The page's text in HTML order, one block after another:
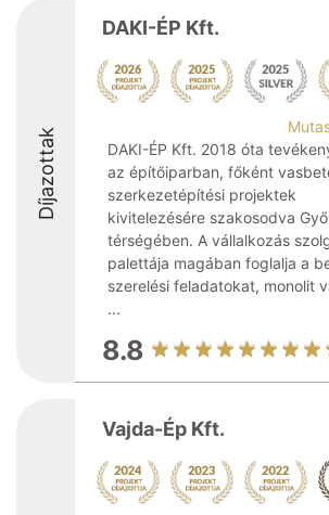
Díjazottak
DAKI-ÉP Kft.
DAKI-ÉP Kft. 2018 óta
az építőiparban, főként
szerkezetépítési projektek
kivitelezésére szakosodva
térségében. A vállalkozás
palettája magában foglalja a
szerelési feladatokat, monolit
...
8.8
Vajda-Ép Kft.